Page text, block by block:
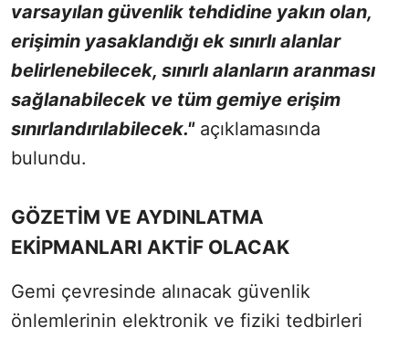
varsayılan güvenlik tehdidine yakın olan,
erişimin yasaklandığı ek sınırlı alanlar
belirlenebilecek, sınırlı alanların aranması
sağlanabilecek ve tüm gemiye erişim
sınırlandırılabilecek."açıklamasında
bulundu.
GÖZETİM VE AYDINLATMA
EKİPMANLARI AKTİF OLACAK
Gemi çevresinde alınacak güvenlik
önlemlerinin elektronik ve fiziki tedbirleri